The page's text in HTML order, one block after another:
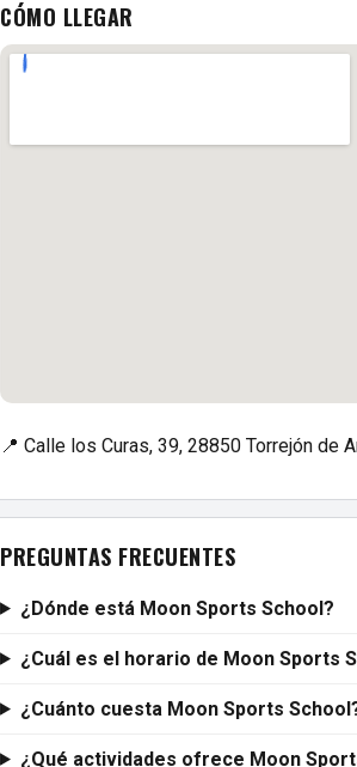
CÓMO LLEGAR
📍 Calle los Curas, 39, 28850 Torrejón de
PREGUNTAS FRECUENTES
¿Dónde está Moon Sports School?
¿Cuál es el horario de Moon Sports
¿Cuánto cuesta Moon Sports
¿Qué actividades ofrece Moon